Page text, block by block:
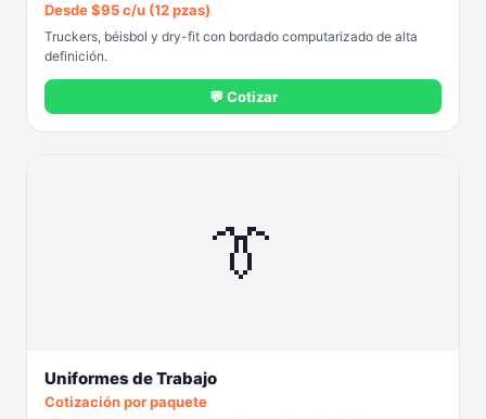
Desde $95 c/u (12 pzas)
Truckers, béisbol y dry-fit con bordado computarizado de alta
definición.
💬 Cotizar
👔
Uniformes de Trabajo
Cotización por paquete